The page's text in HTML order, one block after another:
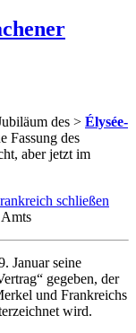
des > Élysée-
Fassung des
aber jetzt im
schließen
Januar seine
gegeben, der
und Frankreichs
wird.